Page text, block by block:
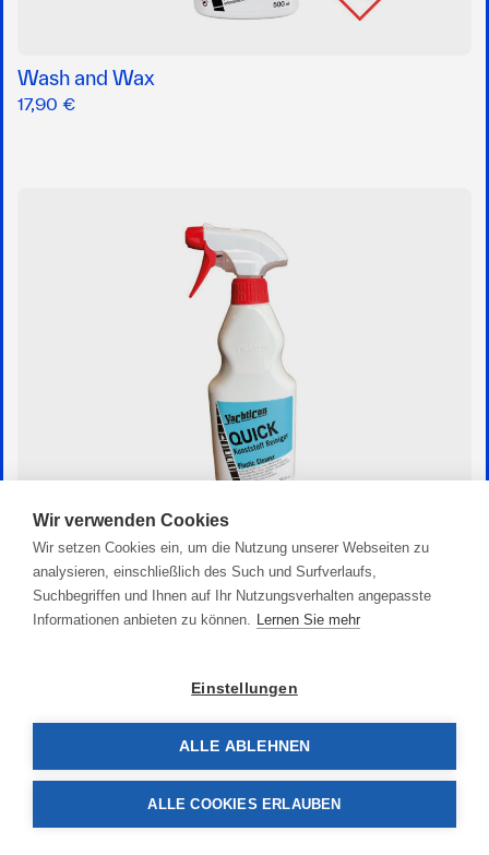
Wash and Wax
17,90 €
Quick Reiniger
14,90 €
Wir verwenden Cookies
Wir setzen Cookies ein, um die Nutzung unserer Webseiten zu
analysieren, einschließlich des Such und Surfverlaufs,
Suchbegriffen und Ihnen auf Ihr Nutzungsverhalten angepasste
Informationen anbieten zu können. Lernen Sie mehr
Einstellungen
ALLE ABLEHNEN
ALLE COOKIES ERLAUBEN